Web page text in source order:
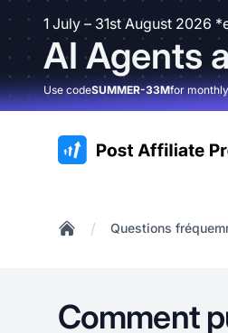
1 July – 31st August 2026
AI Agents
Use codeSUMMER-33Mfor
:site.title
/ Questions
Comment